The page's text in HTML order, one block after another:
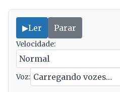
▶Ler Parar
Velocidade:
Voz: